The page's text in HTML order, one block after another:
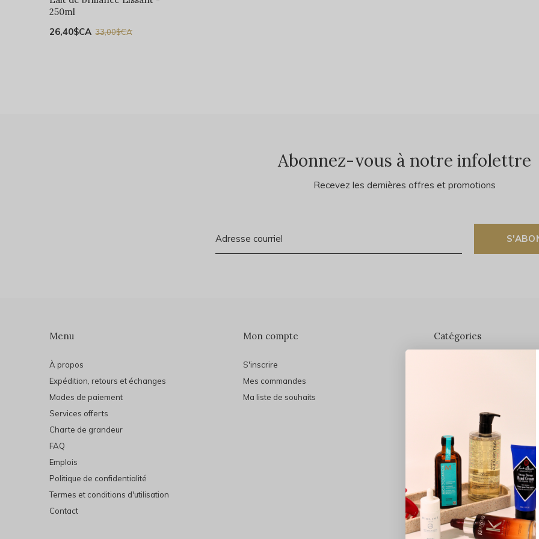
250ml
26,40$CA 33,00$CA
Abonnez-vous à notre infolettre
Recevez les dernières offres et promotions
Menu
À propos
Expédition, retours et échanges
Modes de paiement
Services offerts
Charte de grandeur
FAQ
Emplois
Politique de confidentialité
Termes et conditions d'utilisation
Contact
Mon compte
S'inscrire
Mes commandes
Ma liste de souhaits
Catégories
Soins du visage
Maquillage
Bain et Corps
Bijoux